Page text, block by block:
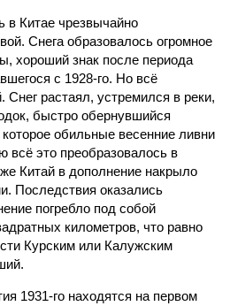
в Китае чрезвычайно
Снега образовалось огромное
хороший знак после периода
с 1928-го. Но всё
Снег растаял, устремился в реки,
быстро обернувшийся
обильные весенние ливни
всё это преобразовалось в
Китай в дополнение накрыло
Последствия оказались
погребло под собой
километров, что равно
Курским или Калужским
1931-го находятся на первом